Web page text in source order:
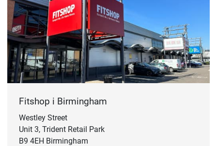
Fitshop i Birmingham
Westley Street
Unit 3, Trident Retail Park
B9 4EH Birmingham